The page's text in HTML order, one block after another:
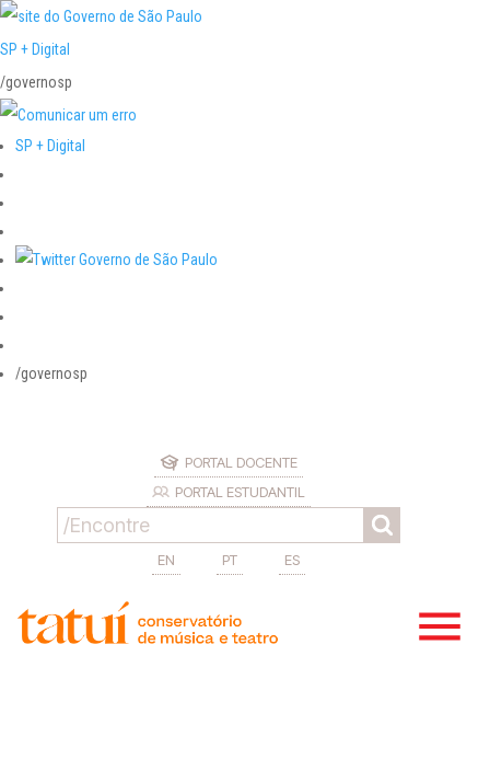
SP + Digital
/governosp
SP + Digital
/governosp
PORTAL DOCENTE
PORTAL ESTUDANTIL
EN PT ES